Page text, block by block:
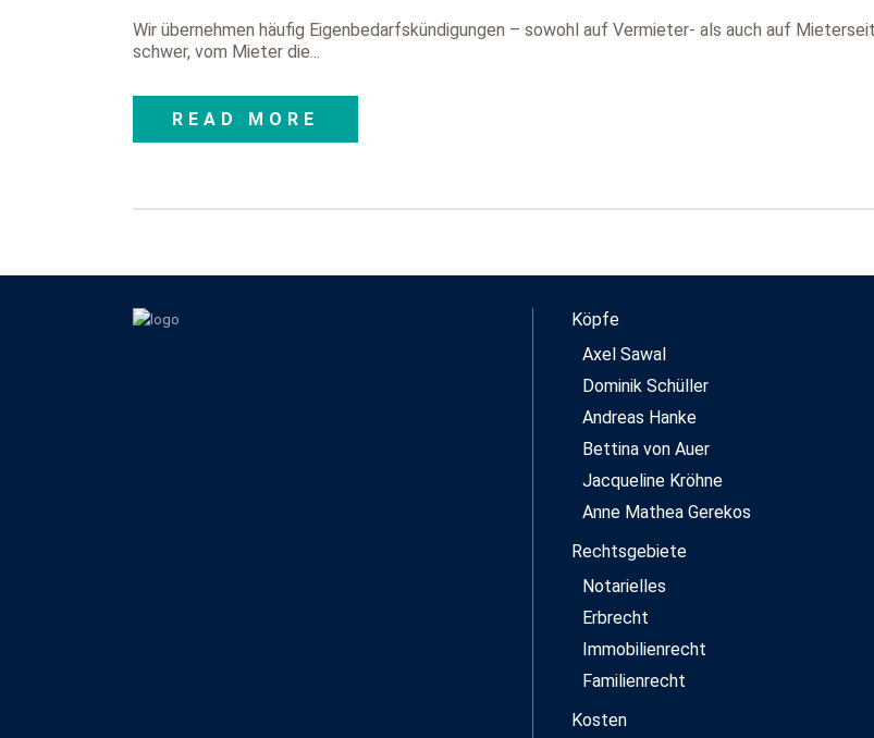
Wir übernehmen häufig Eigenbedarfskündigungen – sowohl auf Vermieter- als auch auf
schwer, vom Mieter die...
READ MORE
Köpfe
Axel Sawal
Dominik Schüller
Andreas Hanke
Bettina von Auer
Jacqueline Kröhne
Anne Mathea Gerekos
Rechtsgebiete
Notarielles
Erbrecht
Immobilienrecht
Familienrecht
Kosten